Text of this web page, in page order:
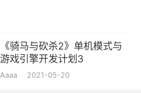
《骑马与砍杀2》单机模式与
游戏引擎开发计划3
Aaaa 2021-05-20